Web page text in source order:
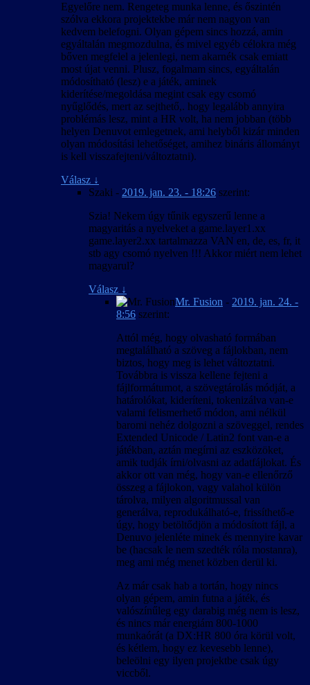
Egyelőre nem. Rengeteg munka lenne, és őszintén
szólva ekkora projektekbe már nem nagyon van
kedvem belefogni. Olyan gépem sincs hozzá, amin
egyáltalán megmozdulna, és mivel egyéb célokra még
bőven megfelel a jelenlegi, nem akarnék csak emiatt
most újat venni. Plusz, fogalmam sincs, egyáltalán
módosítható (lesz) e a játék, aminek
kiderítése/megoldása megint csak egy csomó
nyűglődés, mert az sejthető,. hogy legalább annyira
problémás lesz, mint a HR volt, ha nem jobban (több
helyen Denuvot emlegetnek, ami helyből kizár minden
olyan módosítási lehetőséget, amihez bináris állományt
is kell visszafejteni/változtatni).
Válasz ↓
Szaki - 2019. jan. 23. - 18:26 szerint:
Szia! Nekem úgy tűnik egyszerű lenne a
magyaritás a nyelveket a game.layer1.xx
game.layer2.xx tartalmazza VAN en, de, es, fr, it
stb agy csomó nyelven !!! Akkor miért nem lehet
magyarul?
Válasz ↓
Mr. Fusion - 2019. jan. 24. -
8:56 szerint:
Attól még, hogy olvasható formában
megtalálható a szöveg a fájlokban, nem
biztos, hogy meg is lehet változtatni.
Továbbra is vissza kellene fejteni a
fájlformátumot, a szövegtárolás módját, a
határolókat, kideríteni, tokenizálva van-e
valami felismerhető módon, ami nélkül
baromi nehéz dolgozni a szöveggel, rendes
Extended Unicode / Latin2 font van-e a
játékban, aztán megírni az eszközöket,
amik tudják írni/olvasni az adatfájlokat. És
akkor ott van még, hogy van-e ellenőrző
összeg a fájlokon, vagy valahol külön
tárolva, milyen algoritmussal van
generálva, reprodukálható-e, frissíthető-e
úgy, hogy betöltődjön a módosított fájl, a
Denuvo jelenléte minek és mennyire kavar
be (hacsak le nem szedték róla mostanra),
meg ami még menet közben derül ki.
Az már csak hab a tortán, hogy nincs
olyan gépem, amin futna a játék, és
valószínűleg egy darabig még nem is lesz,
és nincs már energiám 800-1000
munkaórát (a DX:HR 800 óra körül volt,
és kétlem, hogy ez kevesebb lenne),
beleölni egy ilyen projektbe csak úgy
viccből.